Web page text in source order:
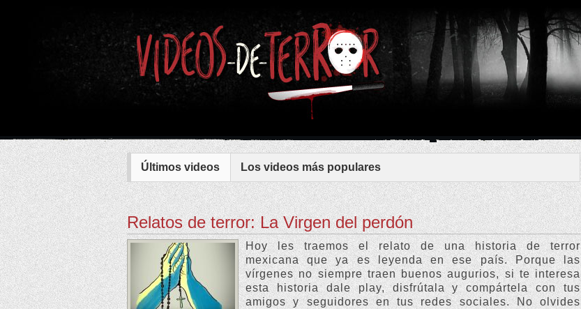
Últimos videos Losvideos más populares
Relatos de terror: La Virgen del perdón
Hoy les traemos el relato de una historia de terror
mexicana que ya es leyenda en ese país. Porque las
vírgenes no siempre traen buenos augurios, si te interesa
esta historia dale play, disfrútala y compártela con tus
amigos y seguidores en tus redes sociales. No olvides